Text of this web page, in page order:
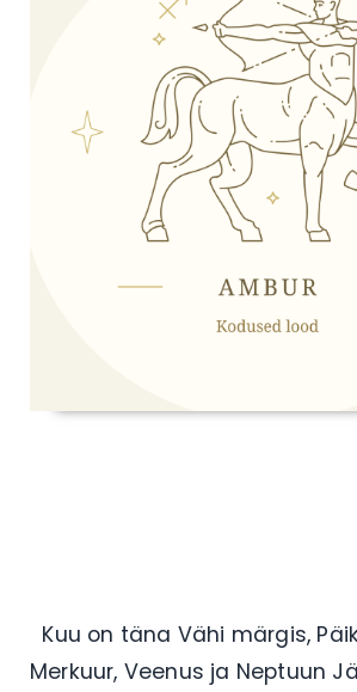
Kuu on täna Vähi märgis,
Merkuur, Veenus ja Neptuun